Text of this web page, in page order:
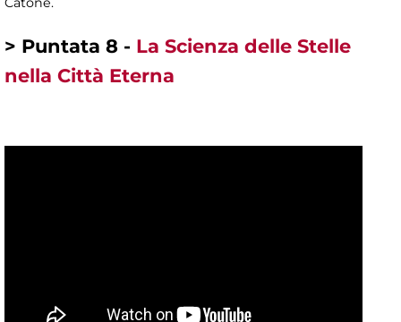
> Puntata 8 - La Scienza delle Stelle
nella Città Eterna